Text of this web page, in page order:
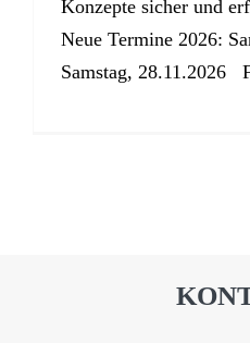
Konzepte sicher und
Neue Termine 2026:
Samstag, 28.11.2026